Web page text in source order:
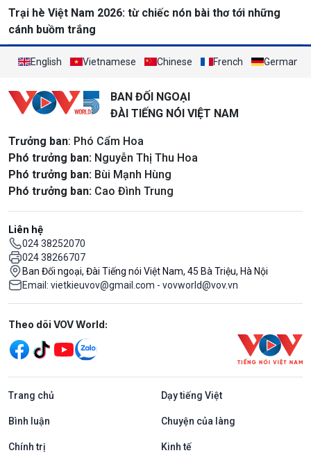
Trại hè Việt Nam 2026: từ chiếc nón bài thơ tới những
cánh buồm trắng
English Vietnamese Chinese French German
BAN ĐỐI NGOẠI
ĐÀI TIẾNG NÓI VIỆT NAM
Trưởng ban: Phó Cẩm Hoa
Phó trưởng ban: Nguyễn Thị Thu Hoa
Phó trưởng ban: Bùi Mạnh Hùng
Phó trưởng ban: Cao Đình Trung
Liên hệ
024 38252070
024 38266707
Ban Đối ngoại, Đài Tiếng nói Việt Nam, 45 Bà Triệu, Hà Nội
Email: vietkieuvov@gmail.com - vovworld@vov.vn
Mạng xã hội
Theo dõi VOV World:
Trang chủ Dạy tiếng Việt
Bình luận Chuyện của làng
Chính trị Kinh tế